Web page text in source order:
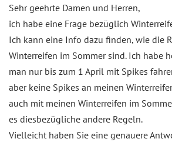
Sehr geehrte Damen und Herren,
ich habe eine Frage bezüglich
Ich kann eine Info dazu finden, wie die
Winterreifen im Sommer sind. Ich habe
man nur bis zum 1 April mit Spikes
aber keine Spikes an meinen
auch mit meinen Winterreifen im
es diesbezügliche andere Regeln.
Vielleicht haben Sie eine genauere